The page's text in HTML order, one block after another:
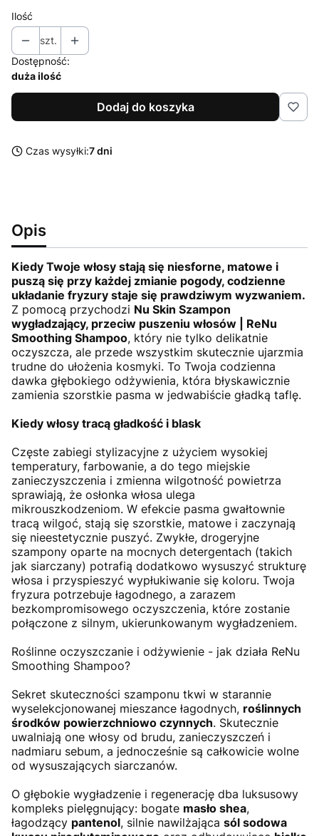
Ilość
szt.
Dostępność:
duża ilość
Dodaj do koszyka
Czas wysyłki:7 dni
Opis
Kiedy Twoje włosy stają się niesforne, matowe i
puszą się przy każdej zmianie pogody, codzienne
układanie fryzury staje się prawdziwym wyzwaniem.
Z pomocą przychodzi Nu Skin Szampon
wygładzający, przeciw puszeniu włosów | ReNu
Smoothing Shampoo, który nie tylko delikatnie
oczyszcza, ale przede wszystkim skutecznie ujarzmia
trudne do ułożenia kosmyki. To Twoja codzienna
dawka głębokiego odżywienia, która błyskawicznie
zamienia szorstkie pasma w jedwabiście gładką taflę.
Kiedy włosy tracą gładkość i blask
Częste zabiegi stylizacyjne z użyciem wysokiej
temperatury, farbowanie, a do tego miejskie
zanieczyszczenia i zmienna wilgotność powietrza
sprawiają, że osłonka włosa ulega
mikrouszkodzeniom. W efekcie pasma gwałtownie
tracą wilgoć, stają się szorstkie, matowe i zaczynają
się nieestetycznie puszyć. Zwykłe, drogeryjne
szampony oparte na mocnych detergentach (takich
jak siarczany) potrafią dodatkowo wysuszyć strukturę
włosa i przyspieszyć wypłukiwanie się koloru. Twoja
fryzura potrzebuje łagodnego, a zarazem
bezkompromisowego oczyszczenia, które zostanie
połączone z silnym, ukierunkowanym wygładzeniem.
Roślinne oczyszczanie i odżywienie - jak działa ReNu
Smoothing Shampoo?
Sekret skuteczności szamponu tkwi w starannie
wyselekcjonowanej mieszance łagodnych, roślinnych
środków powierzchniowo czynnych. Skutecznie
uwalniają one włosy od brudu, zanieczyszczeń i
nadmiaru sebum, a jednocześnie są całkowicie wolne
od wysuszających siarczanów.
O głębokie wygładzenie i regenerację dba luksusowy
kompleks pielęgnujący: bogate masło shea,
łagodzący pantenol, silnie nawilżająca sól sodowa